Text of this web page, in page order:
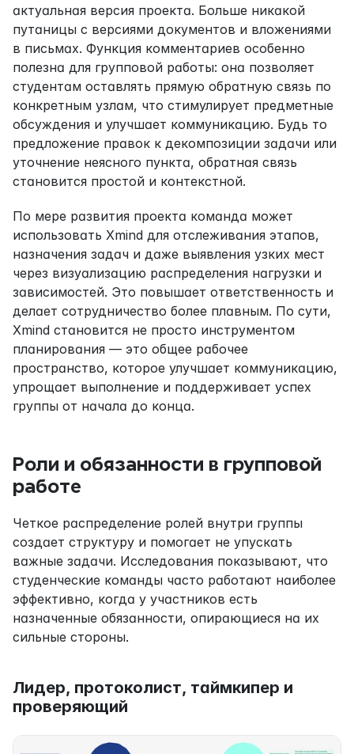
актуальная версия проекта. Больше никакой
путаницы с версиями документов и вложениями
в письмах. Функция комментариев особенно
полезна для групповой работы: она позволяет
студентам оставлять прямую обратную связь по
конкретным узлам, что стимулирует предметные
обсуждения и улучшает коммуникацию. Будь то
предложение правок к декомпозиции задачи или
уточнение неясного пункта, обратная связь
становится простой и контекстной.
По мере развития проекта команда может
использовать Xmind для отслеживания этапов,
назначения задач и даже выявления узких мест
через визуализацию распределения нагрузки и
зависимостей. Это повышает ответственность и
делает сотрудничество более плавным. По сути,
Xmind становится не просто инструментом
планирования — это общее рабочее
пространство, которое улучшает коммуникацию,
упрощает выполнение и поддерживает успех
группы от начала до конца.
Роли и обязанности в групповой
работе
Четкое распределение ролей внутри группы
создает структуру и помогает не упускать
важные задачи. Исследования показывают, что
студенческие команды часто работают наиболее
эффективно, когда у участников есть
назначенные обязанности, опирающиеся на их
сильные стороны.
Лидер, протоколист, таймкипер и
проверяющий